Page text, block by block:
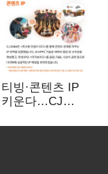
티빙·콘텐츠 IP
키운다…CJ
글로벌 확장 가속